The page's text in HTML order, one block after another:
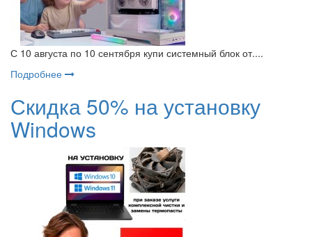
С 10 августа по 10 сентября купи системный блок от....
Подробнее
Скидка 50% на установку
Windows